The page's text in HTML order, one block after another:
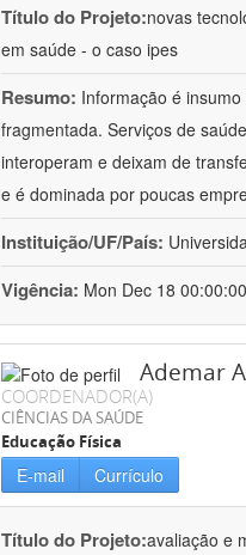
Título do Projeto:novas
em saúde - o caso ipes
Resumo: Informação é
fragmentada. Serviços de
interoperam e deixam de
e é dominada por poucas
Instituição/UF/País:
Vigência: Mon Dec 18
Ademar
COORDENADOR(A)
CIÊNCIAS DA SAÚDE
Educação Física
E-mail Currículo
Título do Projeto:avaliação e